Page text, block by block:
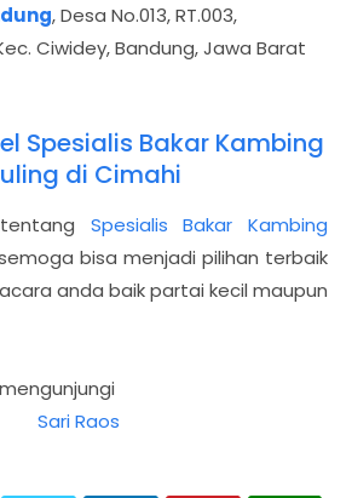
, Desa No.013, RT.003,
Ciwidey, Bandung, Jawa Barat
Spesialis Bakar Kambing
di Cimahi
Spesialis Bakar Kambing
bisa menjadi pilihan terbaik
anda baik partai kecil maupun
Sari Raos